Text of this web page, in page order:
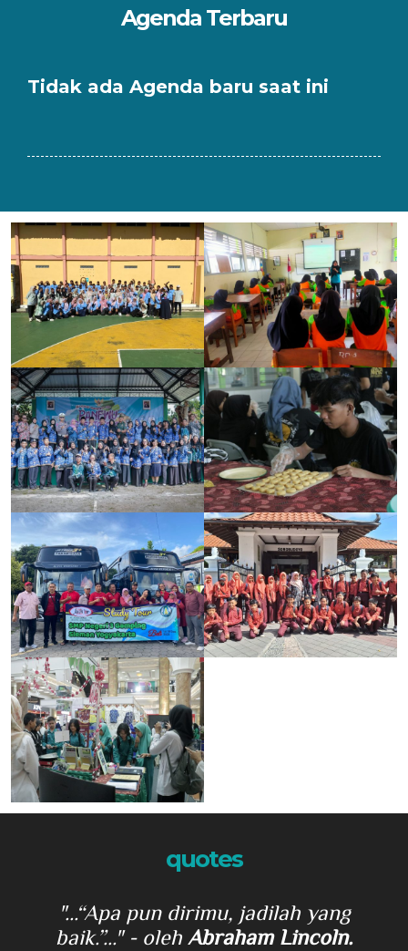
Agenda Terbaru
Tidak ada Agenda baru saat ini
quotes
"...“Apa pun dirimu, jadilah yang
baik.”..." - oleh Abraham Lincoln.